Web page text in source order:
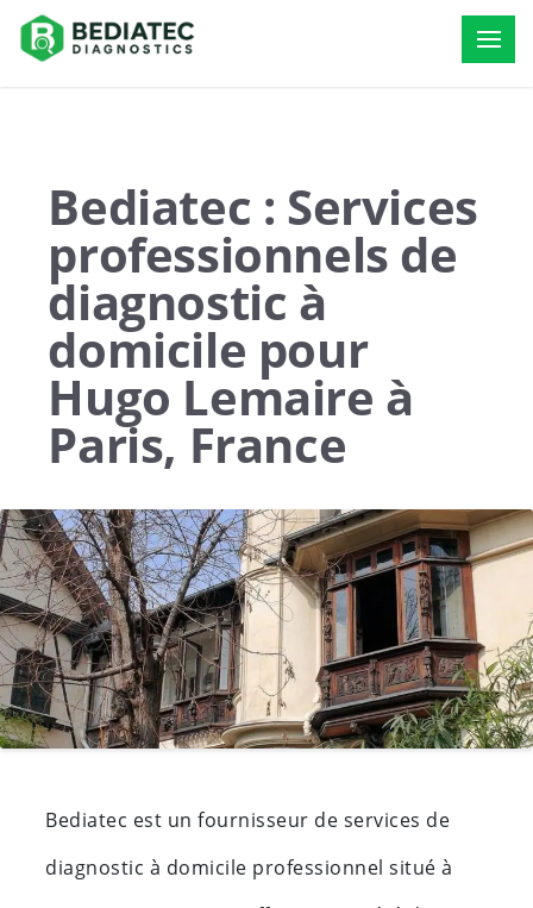
Bediatec : Services
professionnels de
diagnostic à
domicile pour
Hugo Lemaire à
Paris, France
Bediatec est un fournisseur de services de
diagnostic à domicile professionnel situé à